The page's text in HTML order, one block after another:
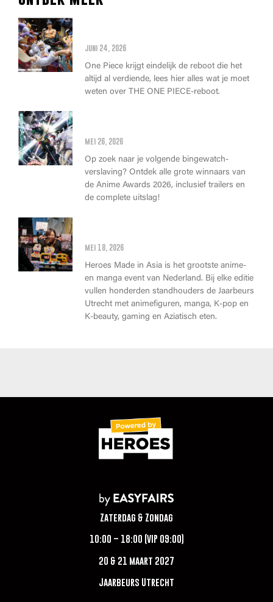
juni 24, 2026
One Piece krijgt eindelijk de reboot die het
altijd al verdiende, lees hier alles wat je moet
weten over THE ONE PIECE-reboot.
mei 26, 2026
Op zoek naar je volgende bingewatch-
verslaving? Ontdek alle grote winnaars van
de Anime Awards 2026, inclusief trailers en
de complete uitslag!
mei 18, 2026
Heroes Made in Asia is het grootste anime-
en manga event van Nederland. Bij elke editie
vullen honderden standhouders de Jaarbeurs
Utrecht met animefiguren, manga, K-pop en
K-beauty, gaming en Aziatisch eten.
Zaterdag & Zondag
10:00 – 18:00 (VIP 09:00)
20 & 21 maart 2027
Jaarbeurs Utrecht